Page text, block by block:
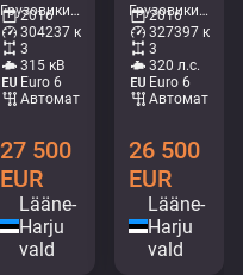
Грузовики - Холодильник • M375-5636
2016
304237 км
3
315 кВ
Euro 6
Aвтомат
27 500
EUR
Lääne-
Harju
vald
Грузовики - Холодильник • M714-0584
2016
327397 км
3
320 л.с.
Euro 6
Aвтомат
26 500
EUR
Lääne-
Harju
vald